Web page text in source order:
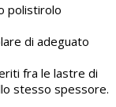
polistirolo
di adeguato
fra le lastre di
stesso spessore.